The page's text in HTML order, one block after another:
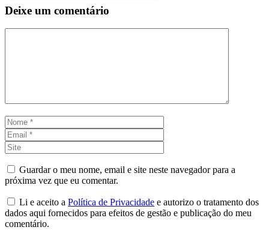
Deixe um comentário
Nome
Guardar o meu nome, email e site neste navegador para a
próxima vez que eu comentar.
Li e aceito a Política de Privacidade e autorizo o tratamento dos
dados aqui fornecidos para efeitos de gestão e publicação do meu
comentário.